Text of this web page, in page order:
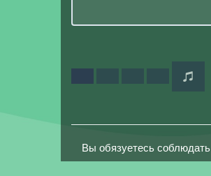
Вы обязуетесь соблюдать